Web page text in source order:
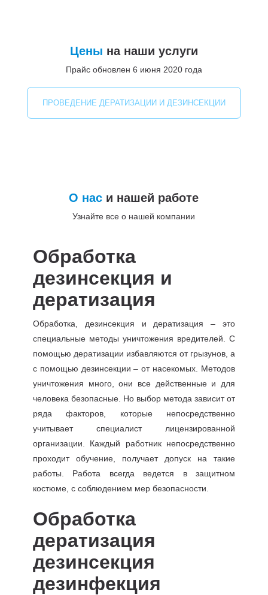
Цены на наши услуги
Прайс обновлен 6 июня 2020 года
ПРОВЕДЕНИЕ ДЕРАТИЗАЦИИ И ДЕЗИНСЕКЦИИ
О нас и нашей работе
Узнайте все о нашей компании
Обработка
дезинсекция и
дератизация
Обработка, дезинсекция и дератизация – это
специальные методы уничтожения вредителей. С
помощью дератизации избавляются от грызунов, а
с помощью дезинсекции – от насекомых. Методов
уничтожения много, они все действенные и для
человека безопасные. Но выбор метода зависит от
ряда факторов, которые непосредственно
учитывает специалист лицензированной
организации. Каждый работник непосредственно
проходит обучение, получает допуск на такие
работы. Работа всегда ведется в защитном
костюме, с соблюдением мер безопасности.
Обработка
дератизация
дезинсекция
дезинфекция